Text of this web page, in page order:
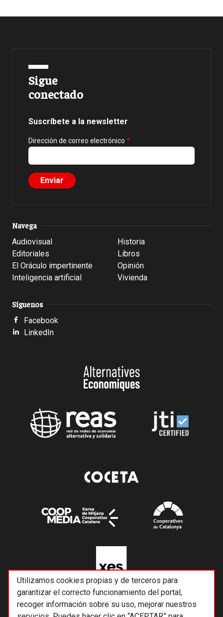
Utilizamos cookies propias y de terceros para
garantizar el correcto funcionamiento del portal,
recoger información sobre su uso, mejorar nuestros
Sigue
conectado
Suscríbete a la newsletter
Dirección de correo electrónico
Navega
Audiovisual
Editoriales
El Oráculo impertinente
Inteligencia artificial
Historia
Libros
Opinión
Vivienda
Síguenos
Facebook
LinkedIn